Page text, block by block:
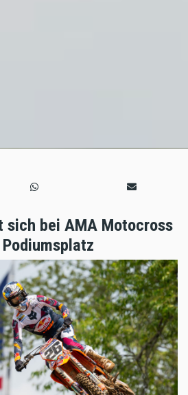
sich bei AMA Motocross